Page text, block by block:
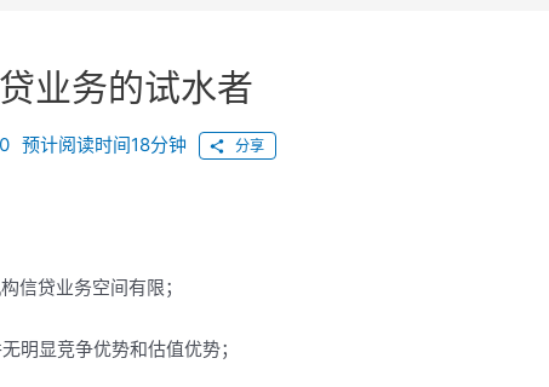
业务的试水者
预计阅读时间18分钟 分享
信贷业务空间有限；
明显竞争优势和估值优势；